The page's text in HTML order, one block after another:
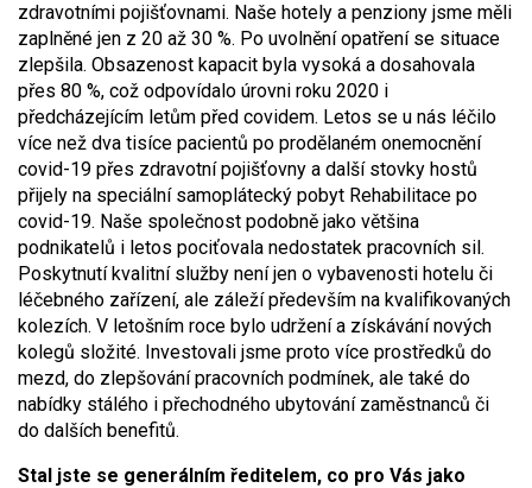
zdravotními pojišťovnami. Naše hotely a penziony jsme měli
zaplněné jen z 20 až 30 %. Po uvolnění opatření se situace
zlepšila. Obsazenost kapacit byla vysoká a dosahovala
přes 80 %, což odpovídalo úrovni roku 2020 i
předcházejícím letům před covidem. Letos se u nás léčilo
více než dva tisíce pacientů po prodělaném onemocnění
covid-19 přes zdravotní pojišťovny a další stovky hostů
přijely na speciální samoplátecký pobyt Rehabilitace po
covid-19. Naše společnost podobně jako většina
podnikatelů i letos pociťovala nedostatek pracovních sil.
Poskytnutí kvalitní služby není jen o vybavenosti hotelu či
léčebného zařízení, ale záleží především na kvalifikovaných
kolezích. V letošním roce bylo udržení a získávání nových
kolegů složité. Investovali jsme proto více prostředků do
mezd, do zlepšování pracovních podmínek, ale také do
nabídky stálého i přechodného ubytování zaměstnanců či
do dalších benefitů.
Stal jste se generálním ředitelem, co pro Vás jako